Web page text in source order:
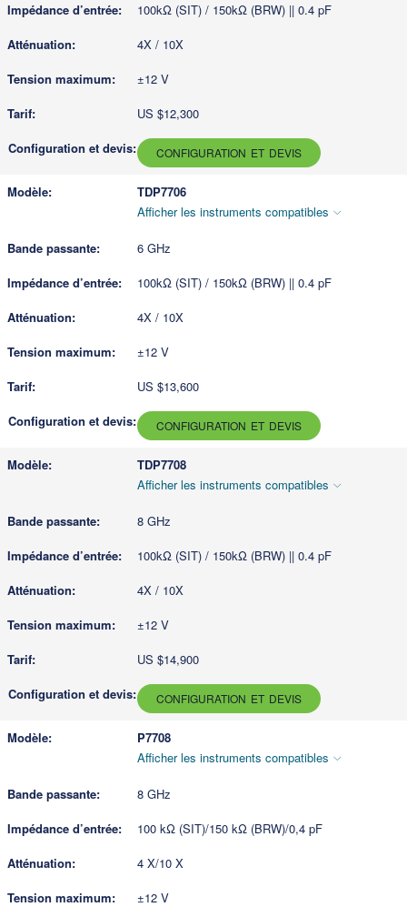
100kΩ (SIT) / 150kΩ (BRW) || 0.4 pF
4X / 10X
±12 V
US $12,300
CONFIGURATION ET DEVIS
TDP7706
Afficher les instruments compatibles
6 GHz
100kΩ (SIT) / 150kΩ (BRW) || 0.4 pF
4X / 10X
±12 V
US $13,600
CONFIGURATION ET DEVIS
TDP7708
Afficher les instruments compatibles
8 GHz
100kΩ (SIT) / 150kΩ (BRW) || 0.4 pF
4X / 10X
±12 V
US $14,900
CONFIGURATION ET DEVIS
P7708
Afficher les instruments compatibles
8 GHz
100 kΩ (SIT)/150 kΩ (BRW)/0,4 pF
4 X/10 X
±12 V